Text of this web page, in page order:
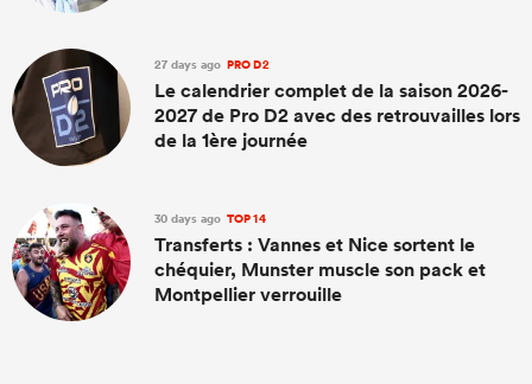
27 days ago PRO D2
Le calendrier complet de la saison 2026-
2027 de Pro D2 avec des retrouvailles lors
de la 1ère journée
30 days ago TOP 14
Transferts : Vannes et Nice sortent le
chéquier, Munster muscle son pack et
Montpellier verrouille